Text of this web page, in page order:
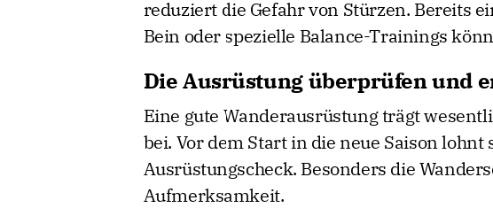
reduziert die Gefahr von Stürzen. Bereits
Bein oder spezielle Balance-Trainings
Die Ausrüstung überprüfen und
Eine gute Wanderausrüstung trägt
bei. Vor dem Start in die neue Saison
Ausrüstungscheck. Besonders die
Aufmerksamkeit.